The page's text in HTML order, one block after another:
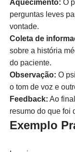
Aquecimento: O
perguntas leves
vontade.
Coleta de
sobre a história
do paciente.
Observação: O
o tom de voz e
Feedback: Ao
resumo do que foi
Exemplo